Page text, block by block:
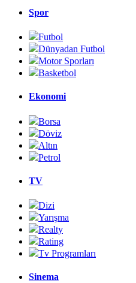
Spor
Futbol
Dünyadan Futbol
Motor Sporları
Basketbol
Ekonomi
Borsa
Döviz
Altın
Petrol
TV
Dizi
Yarışma
Realty
Rating
Tv Programları
Sinema